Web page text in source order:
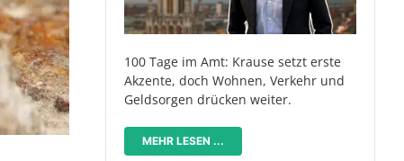
100 Tage im Amt: Krause setzt erste
Akzente, doch Wohnen, Verkehr und
Geldsorgen drücken weiter.
MEHR LESEN ...